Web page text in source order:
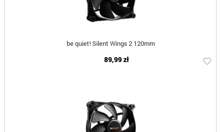
be quiet! Silent Wings 2 120mm
89,99 zł